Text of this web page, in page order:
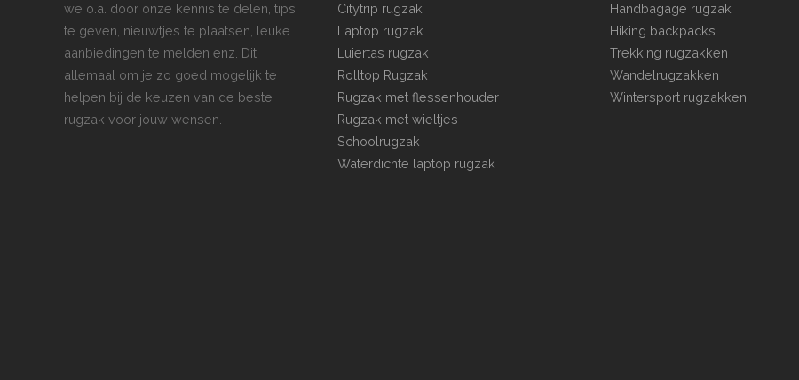
we o.a. door onze kennis te delen, tips
te geven, nieuwtjes te plaatsen, leuke
aanbiedingen te melden enz. Dit
allemaal om je zo goed mogelijk te
helpen bij de keuzen van de beste
rugzak voor jouw wensen.
Citytrip rugzak
Laptop rugzak
Luiertas rugzak
Rolltop Rugzak
Rugzak met flessenhouder
Rugzak met wieltjes
Schoolrugzak
Waterdichte laptop rugzak
Handbagage rugzak
Hiking backpacks
Trekking rugzakken
Wandelrugzakken
Wintersport rugzakken